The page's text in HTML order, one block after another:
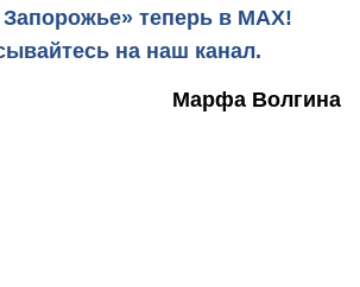
теперь в MAX!
на наш канал.
Марфа Волгина